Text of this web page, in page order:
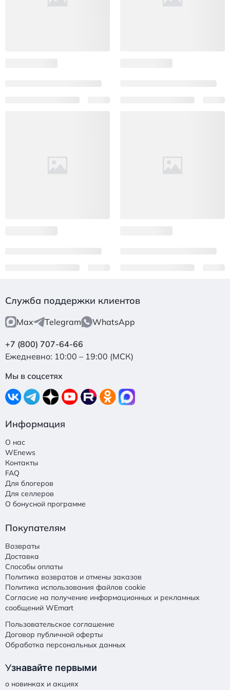
Служба поддержки клиентов
Max Telegram WhatsApp
+7 (800) 707-64-66
Ежедневно: 10:00 – 19:00 (МСК)
Мы в соцсетях
Информация
О нас
WEnews
Контакты
FAQ
Для блогеров
Для селлеров
О бонусной программе
Покупателям
Возвраты
Доставка
Способы оплаты
Политика возвратов и отмены заказов
Политика использования файлов cookie
Согласие на получение информационных и рекламных
сообщений WEmart
Пользовательское соглашение
Договор публичной оферты
Обработка персональных данных
Узнавайте первыми
о новинках и акциях